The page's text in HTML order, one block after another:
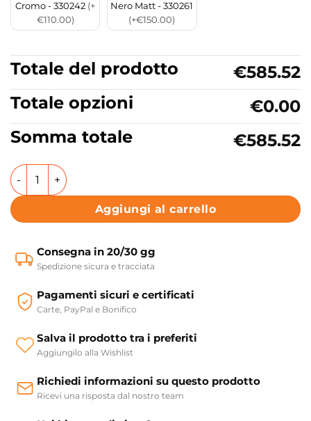
Cromo - 330242 (+
€110.00)
Nero Matt - 330261
(+€150.00)
Totale del prodotto
€585.52
Totale opzioni
€0.00
Somma totale
€585.52
Lavabo bagno o lavanderia in ceramica Terra Lucido
Aggiungi al carrello
Consegna in 20/30 gg
Spedizione sicura e tracciata
Pagamenti sicuri e certificati
Carte, PayPal e Bonifico
Salva il prodotto tra i preferiti
Aggiungilo alla Wishlist
Richiedi informazioni su questo prodotto
Ricevi una risposta dal nostro team